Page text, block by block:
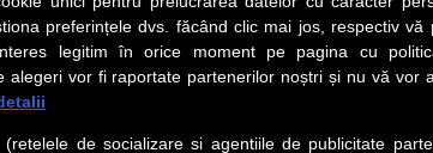
PRIMA PAGINĂ COVER STORY
Social
preferințele dvs. făcând clic mai jos, respectiv vă
legitim în orice moment pe pagina cu
alegeri vor fi raportate partenerilor noștri și nu vă vor
de socializare si agentiile de publicitate